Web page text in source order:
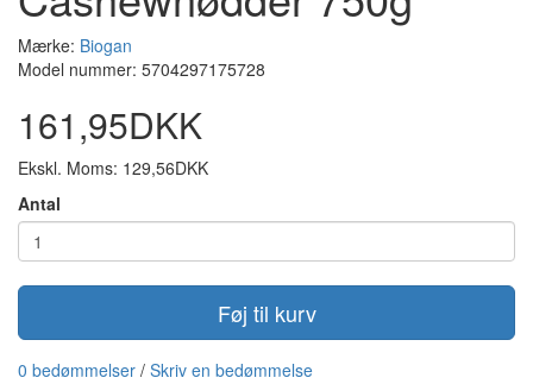
Mærke: Biogan
Model nummer: 5704297175728
161,95DKK
Ekskl. Moms: 129,56DKK
Antal
Føj til kurv
0 bedømmelser / Skriv en bedømmelse